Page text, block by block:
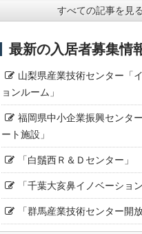
すべての記事を見る
最新の入居者募集情
山梨県産業技術センター「
ョンルーム」
福岡県中小企業振興センタ
ート施設」
「白鬚西Ｒ＆Ｄセンター」
「千葉大亥鼻イノベーショ
「群馬産業技術センター開